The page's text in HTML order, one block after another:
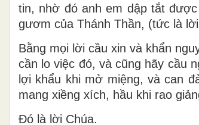
tin, nhờ đó anh em dập tắt
gươm của Thánh Thần, (tức là
Bằng mọi lời cầu xin và khẩn
cần lo việc đó, và cũng hãy cầu
lợi khẩu khi mở miệng, và can
mang xiềng xích, hầu khi rao
Ðó là lời Chúa.